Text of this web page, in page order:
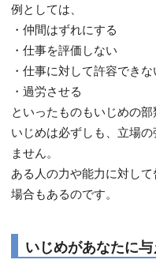
例としては、
・仲間はずれにする
・仕事を評価しない
・仕事に対して許容でき
・過労させる
といったものもいじめの部
いじめは必ずしも、立場
ません。
ある人の力や能力に対し
場合もあるのです。
いじめがあなたに